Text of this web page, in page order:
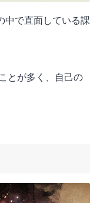
中で直面している課
とが多く、自己の